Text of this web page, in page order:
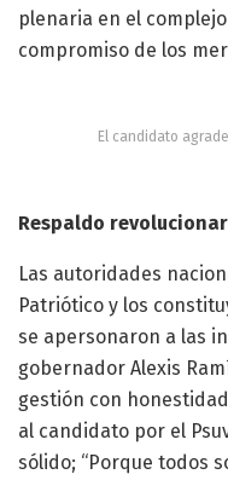
plenaria en el
compromiso de los
El candidato
Respaldo
Las autoridades
Patriótico y los
se apersonaron a las
gobernador Alexis
gestión con
al candidato por el
sólido; “Porque todos